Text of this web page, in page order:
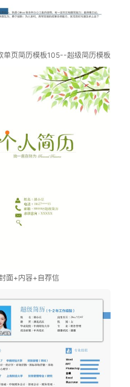
单页简历模板105--超级简历模板
面+内容+自荐信